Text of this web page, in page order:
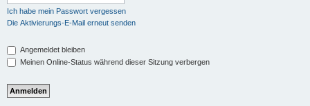
Ich habe mein Passwort vergessen
Die Aktivierungs-E-Mail erneut senden
Angemeldet bleiben
Meinen Online-Status während dieser Sitzung verbergen